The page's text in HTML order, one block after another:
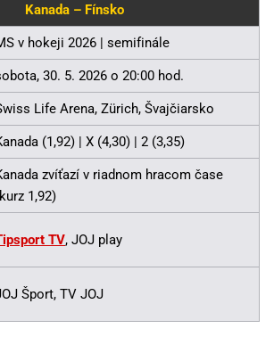
Kanada – Fínsko
v hokeji 2026 | semifinále
30. 5. 2026 o 20:00 hod.
Life Arena, Zürich, Švajčiarsko
(1,92) | X (4,30) | 2 (3,35)
zvíťazí v riadnom hracom čase
1,92)
TV, JOJ play
Šport, TV JOJ